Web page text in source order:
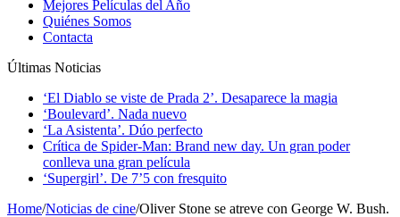
Mejores Películas del Año
Quiénes Somos
Contacta
Últimas Noticias
‘El Diablo se viste de Prada 2’. Desaparece la magia
‘Boulevard’. Nada nuevo
‘La Asistenta’. Dúo perfecto
Crítica de Spider-Man: Brand new day. Un gran poder
conlleva una gran película
‘Supergirl’. De 7’5 con fresquito
Home/Noticias de cine/Oliver Stone se atreve con George W. Bush.